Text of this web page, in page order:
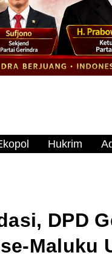
Hukrim
DPD
Maluku